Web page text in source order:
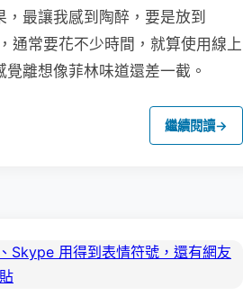
最讓我感到陶醉，要是放到
通常要花不少時間，就算使用線上
離想像菲林味道還差一截。
繼續閱讀→